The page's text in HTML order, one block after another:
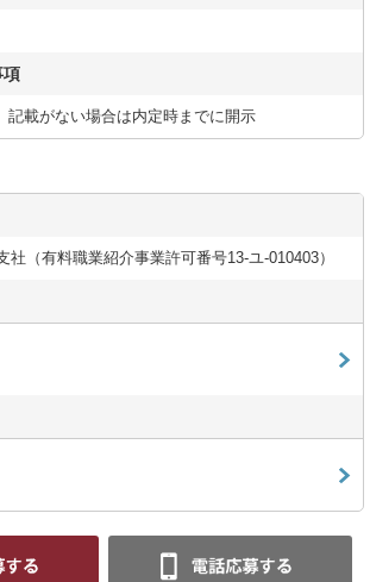
項
記載がない場合は内定時までに開示
（有料職業紹介事業許可番号13-ユ-010403）